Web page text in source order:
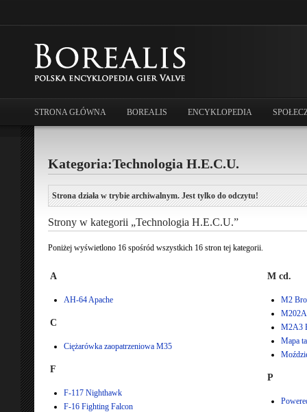
STRONA GŁÓWNA BOREALIS ENCYKLOPEDIA
Kategoria:Technologia H.E.C.U.
Strona działa w trybie archiwalnym. Jest tylko do odczytu!
Strony w kategorii „Technologia H.E.C.U.”
Poniżej wyświetlono 16 spośród wszystkich 16 stron tej kategorii.
A
AH-64 Apache
C
Ciężarówka zaopatrzeniowa M35
F
F-117 Nighthawk
F-16 Fighting Falcon
M cd.
M2
M2A3
Mapa
P